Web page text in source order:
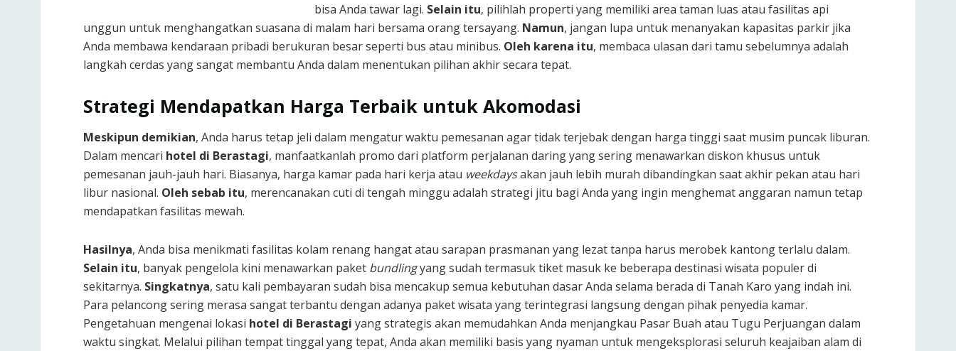
bisa Anda tawar lagi. Selain itu, pilihlah properti yang memiliki area taman luas atau fasilitas api
unggun untuk menghangatkan suasana di malam hari bersama orang tersayang. Namun, jangan lupa untuk menanyakan kapasitas parkir jika
Anda membawa kendaraan pribadi berukuran besar seperti bus atau minibus. Oleh karena itu, membaca ulasan dari tamu sebelumnya adalah
langkah cerdas yang sangat membantu Anda dalam menentukan pilihan akhir secara tepat.
Strategi Mendapatkan Harga Terbaik untuk Akomodasi
Meskipun demikian, Anda harus tetap jeli dalam mengatur waktu pemesanan agar tidak terjebak dengan harga tinggi saat musim puncak liburan.
Dalam mencari hotel di Berastagi, manfaatkanlah promo dari platform perjalanan daring yang sering menawarkan diskon khusus untuk
pemesanan jauh-jauh hari. Biasanya, harga kamar pada hari kerja atau weekdaysakan jauh lebih murah dibandingkan saat akhir pekan atau hari
libur nasional. Oleh sebab itu, merencanakan cuti di tengah minggu adalah strategi jitu bagi Anda yang ingin menghemat anggaran namun tetap
mendapatkan fasilitas mewah.
Hasilnya, Anda bisa menikmati fasilitas kolam renang hangat atau sarapan prasmanan yang lezat tanpa harus merobek kantong terlalu dalam.
Selain itu, banyak pengelola kini menawarkan paket bundlingyang sudah termasuk tiket masuk ke beberapa destinasi wisata populer di
sekitarnya. Singkatnya, satu kali pembayaran sudah bisa mencakup semua kebutuhan dasar Anda selama berada di Tanah Karo yang indah ini.
Para pelancong sering merasa sangat terbantu dengan adanya paket wisata yang terintegrasi langsung dengan pihak penyedia kamar.
Pengetahuan mengenai lokasi hotel di Berastagi yang strategis akan memudahkan Anda menjangkau Pasar Buah atau Tugu Perjuangan dalam
waktu singkat. Melalui pilihan tempat tinggal yang tepat, Anda akan memiliki basis yang nyaman untuk mengeksplorasi seluruh keajaiban alam di